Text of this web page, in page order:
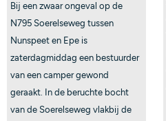
Bij een zwaar ongeval op de
N795 Soerelseweg tussen
Nunspeet en Epe is
zaterdagmiddag een bestuurder
van een camper gewond
geraakt. In de beruchte bocht
van de Soerelseweg vlakbij de